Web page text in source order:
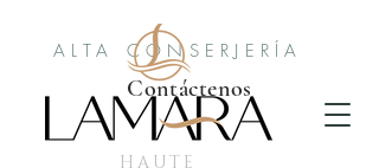
HAUTE
ALTA CONSERJERÍA
Contáctenos